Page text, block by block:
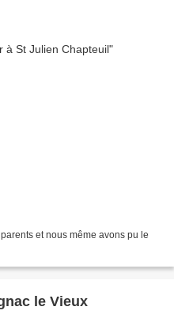
et nous même avons pu le
le Vieux